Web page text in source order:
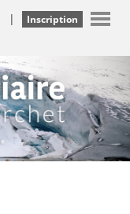
| Inscription